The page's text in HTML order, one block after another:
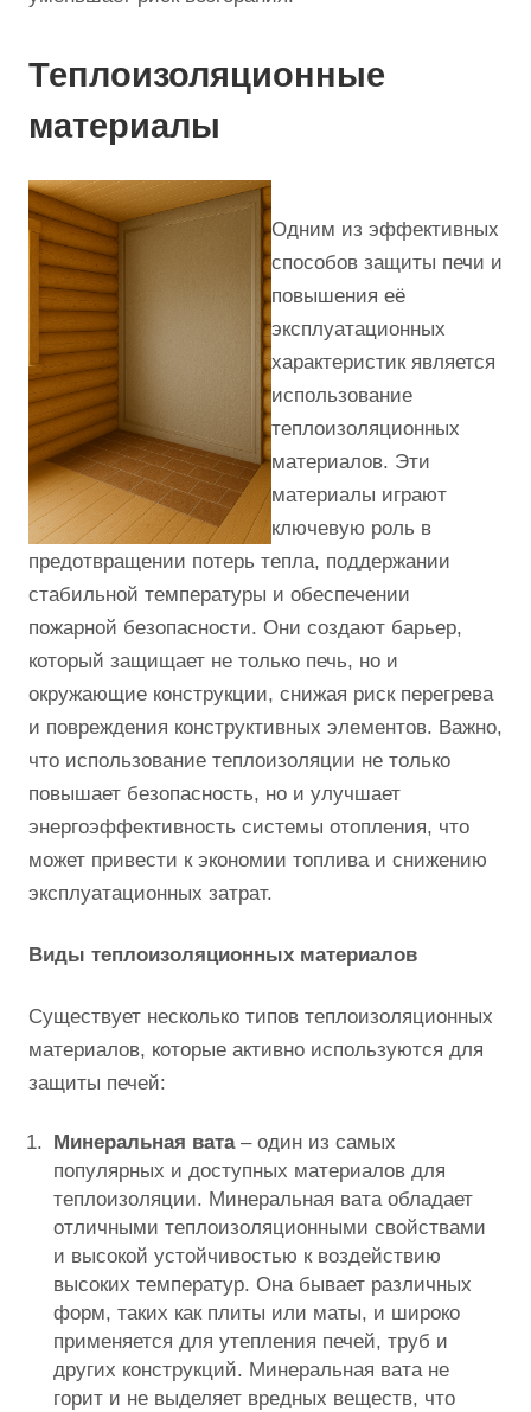
Теплоизоляционные
материалы
Одним из эффективных
способов защиты печи и
повышения её
эксплуатационных
характеристик является
использование
теплоизоляционных
материалов. Эти
материалы играют
ключевую роль в
предотвращении потерь тепла, поддержании
стабильной температуры и обеспечении
пожарной безопасности. Они создают барьер,
который защищает не только печь, но и
окружающие конструкции, снижая риск перегрева
и повреждения конструктивных элементов. Важно,
что использование теплоизоляции не только
повышает безопасность, но и улучшает
энергоэффективность системы отопления, что
может привести к экономии топлива и снижению
эксплуатационных затрат.
Виды теплоизоляционных материалов
Существует несколько типов теплоизоляционных
материалов, которые активно используются для
защиты печей:
Минеральная вата– один из самых
популярных и доступных материалов для
теплоизоляции. Минеральная вата обладает
отличными теплоизоляционными свойствами
и высокой устойчивостью к воздействию
высоких температур. Она бывает различных
форм, таких как плиты или маты, и широко
применяется для утепления печей, труб и
других конструкций. Минеральная вата не
горит и не выделяет вредных веществ, что